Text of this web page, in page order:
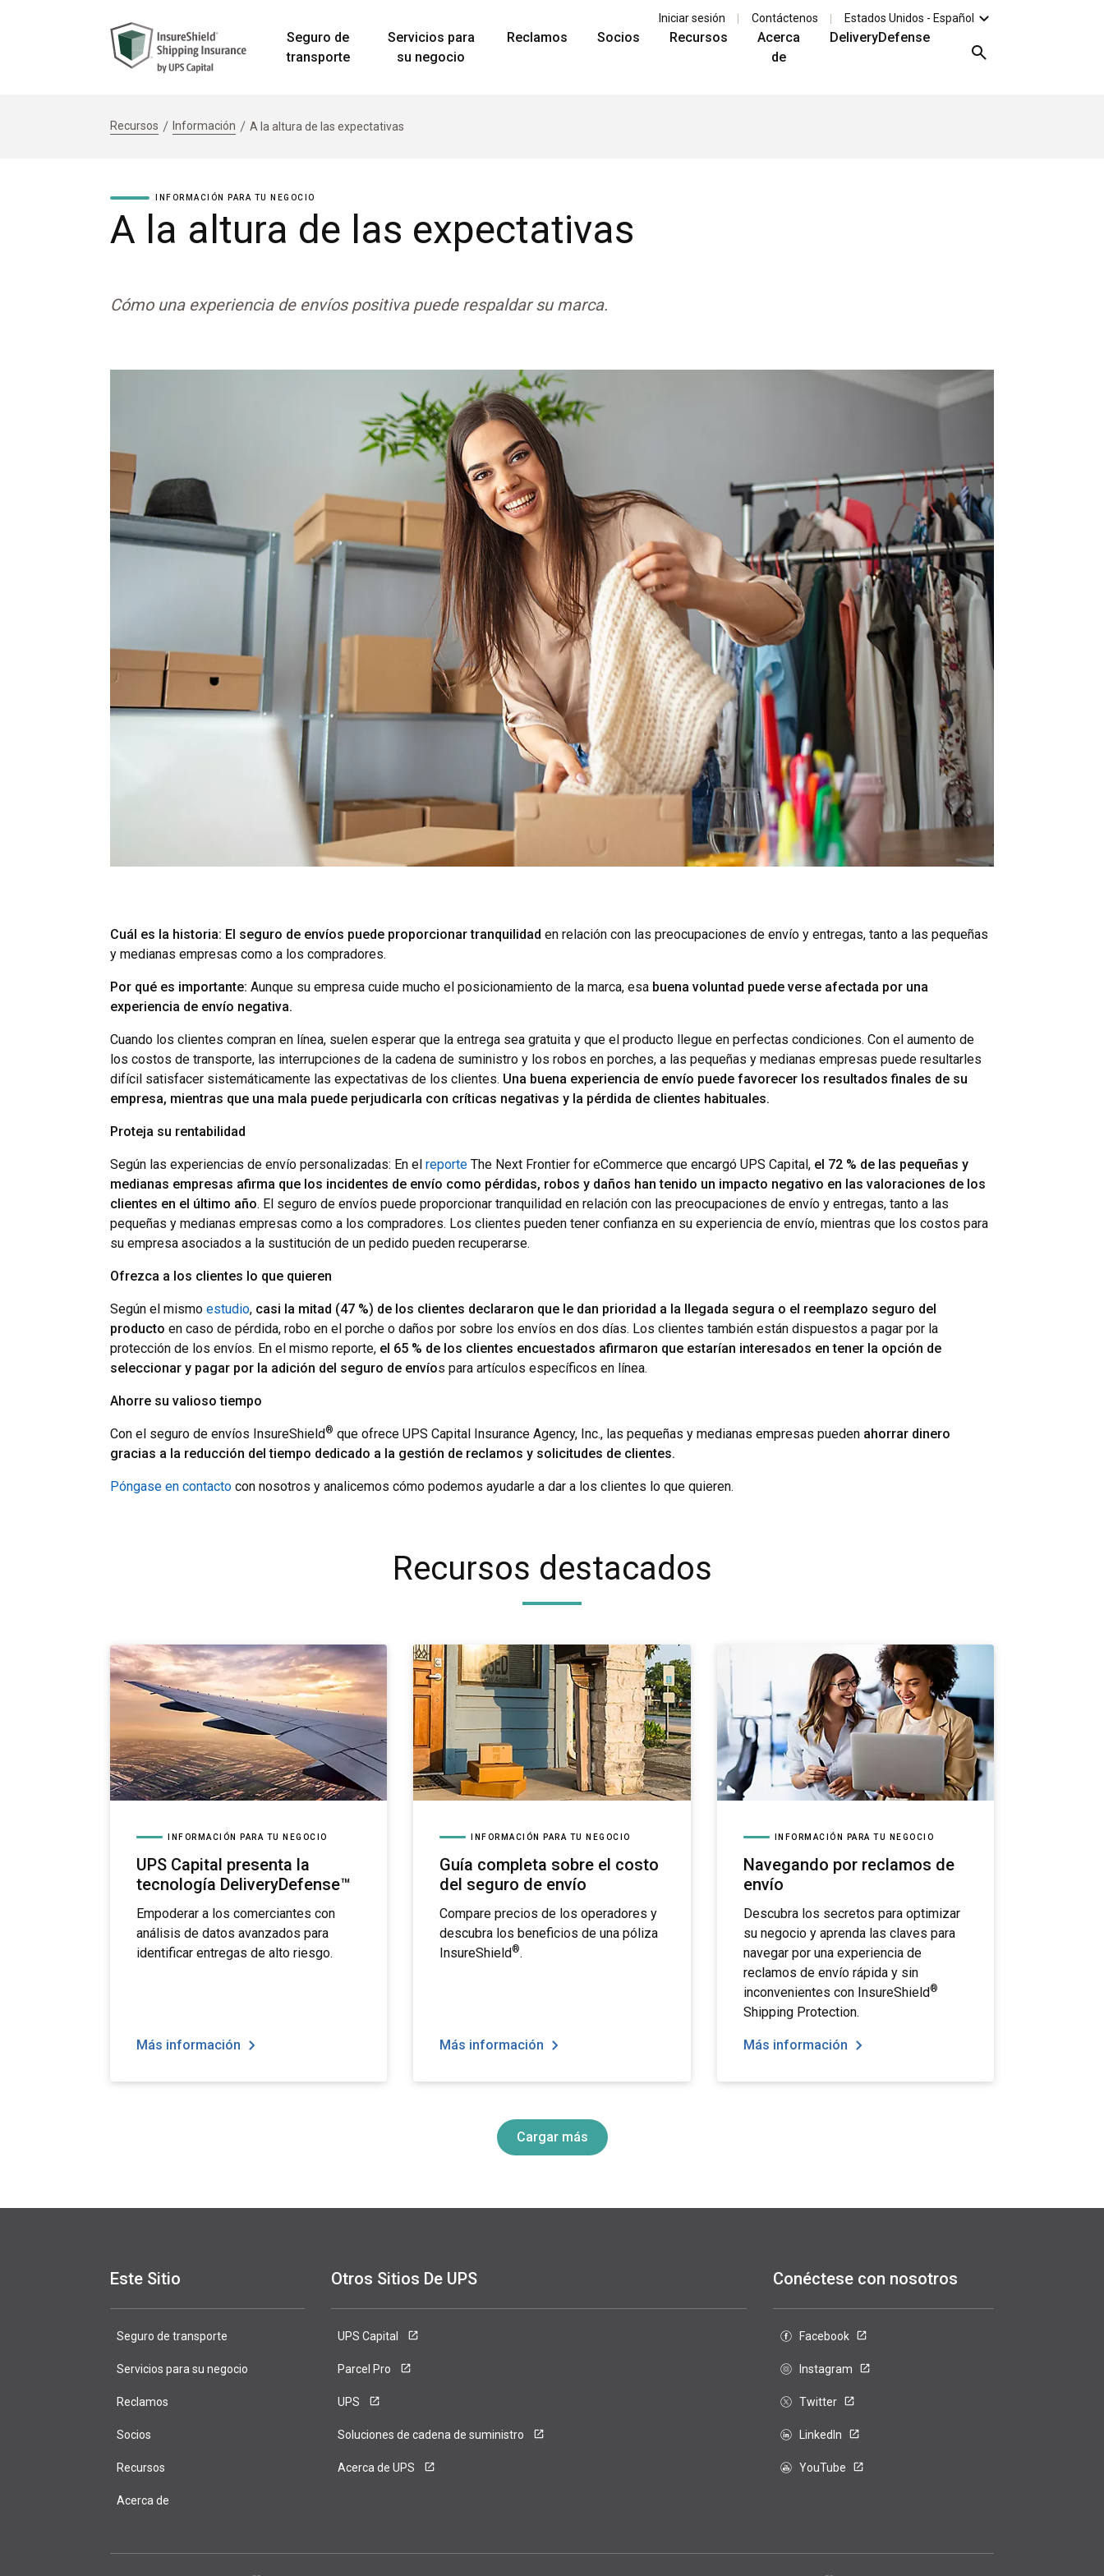
Iniciar sesión Contáctenos Estados Unidos - Español
Seguro de
transporte
Servicios para
su negocio
Reclamos Socios Recursos
Acerca
de
DeliveryDefense
Recursos Información A la altura de las expectativas
INFORMACIÓN PARA TU NEGOCIO
A la altura de las expectativas
Cómo una experiencia de envíos positiva puede respaldar su marca.
Cuál es la historia: El seguro de envíos puede proporcionar tranquilidad en relación con las preocupaciones de envío y entregas, tanto a las pequeñas
y medianas empresas como a los compradores.
Por qué es importante: Aunque su empresa cuide mucho el posicionamiento de la marca, esa buena voluntad puede verse afectada por una
experiencia de envío negativa.
Cuando los clientes compran en línea, suelen esperar que la entrega sea gratuita y que el producto llegue en perfectas condiciones. Con el aumento de
los costos de transporte, las interrupciones de la cadena de suministro y los robos en porches, a las pequeñas y medianas empresas puede resultarles
difícil satisfacer sistemáticamente las expectativas de los clientes. Una buena experiencia de envío puede favorecer los resultados finales de su
empresa, mientras que una mala puede perjudicarla con críticas negativas y la pérdida de clientes habituales.
Proteja su rentabilidad
Según las experiencias de envío personalizadas: En el reporte The Next Frontier for eCommerce que encargó UPS Capital, el 72 % de las pequeñas y
medianas empresas afirma que los incidentes de envío como pérdidas, robos y daños han tenido un impacto negativo en las valoraciones de los
clientes en el último año. El seguro de envíos puede proporcionar tranquilidad en relación con las preocupaciones de envío y entregas, tanto a las
pequeñas y medianas empresas como a los compradores. Los clientes pueden tener confianza en su experiencia de envío, mientras que los costos para
su empresa asociados a la sustitución de un pedido pueden recuperarse.
Ofrezca a los clientes lo que quieren
Según el mismo estudio, casi la mitad (47 %) de los clientes declararon que le dan prioridad a la llegada segura o el reemplazo seguro del
producto en caso de pérdida, robo en el porche o daños por sobre los envíos en dos días. Los clientes también están dispuestos a pagar por la
protección de los envíos. En el mismo reporte, el 65 % de los clientes encuestados afirmaron que estarían interesados en tener la opción de
seleccionar y pagar por la adición del seguro de envíos para artículos específicos en línea.
Ahorre su valioso tiempo
Con el seguro de envíos InsureShield ® que ofrece UPS Capital Insurance Agency, Inc., las pequeñas y medianas empresas pueden ahorrar dinero
gracias a la reducción del tiempo dedicado a la gestión de reclamos y solicitudes de clientes.
Póngase en contacto con nosotros y analicemos cómo podemos ayudarle a dar a los clientes lo que quieren.
Recursos destacados
INFORMACIÓN PARA TU NEGOCIO
UPS Capital presenta la
tecnología DeliveryDefense™
Empoderar a los comerciantes con
análisis de datos avanzados para
identificar entregas de alto riesgo.
Más información
INFORMACIÓN PARA TU NEGOCIO
Guía completa sobre el costo
del seguro de envío
Compare precios de los operadores y
descubra los beneficios de una póliza
InsureShield®.
Más información
INFORMACIÓN PARA TU NEGOCIO
Navegando por reclamos de
envío
Descubra los secretos para optimizar
su negocio y aprenda las claves para
navegar por una experiencia de
reclamos de envío rápida y sin
inconvenientes con InsureShield®
Shipping Protection.
Más información
Cargar más
Este Sitio
Seguro de transporte
Servicios para su negocio
Reclamos
Socios
Recursos
Acerca de
DeliveryDefense
Otros Sitios De UPS
UPS Capital
Parcel Pro
UPS
Soluciones de cadena de suministro
Acerca de UPS
Conéctese con nosotros
Facebook
Instagram
Twitter
LinkedIn
YouTube